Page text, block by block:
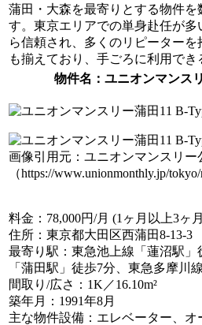
蒲田・大森を最寄りとする物件
す。東京エリアでの単身赴任が
ら信頼され、多くのリピーター
も揃えており、手ごろに利用でき
物件名 ：ユニオンマンス
画像引用元：ユニオンマンスリー
（https://www.unionmonthly.jp/tokyo/
料金 ：78,000円/月 (1ヶ月以上3ヶ
住所 ：東京都大田区西蒲田8-13-3
最寄り駅 ：東急池上線「蓮沼駅
「蒲田駅」徒歩7分、東急多摩川
間取り/広さ ：1K／16.10m²
築年月
：1991年8月
主な物件設備 ：エレベーター、オ